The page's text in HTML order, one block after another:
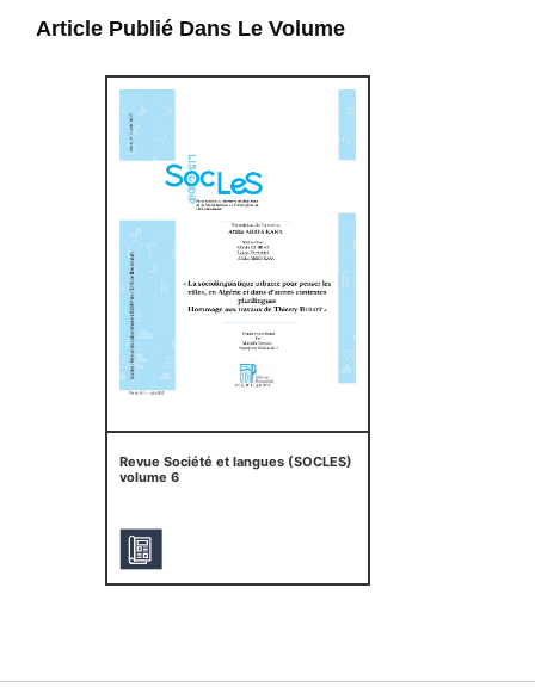
Article Publié Dans Le Volume
Revue Société et langues (SOCLES)
volume 6